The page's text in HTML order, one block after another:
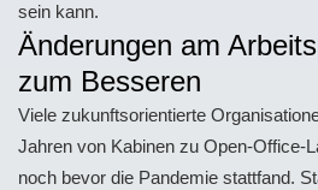
sein kann.
Änderungen am
zum Besseren
Viele zukunftsorientierte
Jahren von Kabinen zu Open-Office-
noch bevor die Pandemie stattfand.